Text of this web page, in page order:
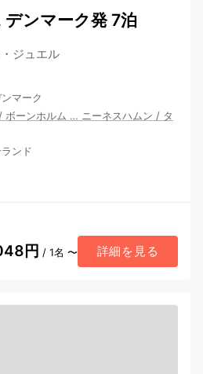
ンマーク発 7泊
ジュエル
マーク
ボーンホルム … ニーネスハムン / タ
ンド
円 / 1名 〜 詳細を見る